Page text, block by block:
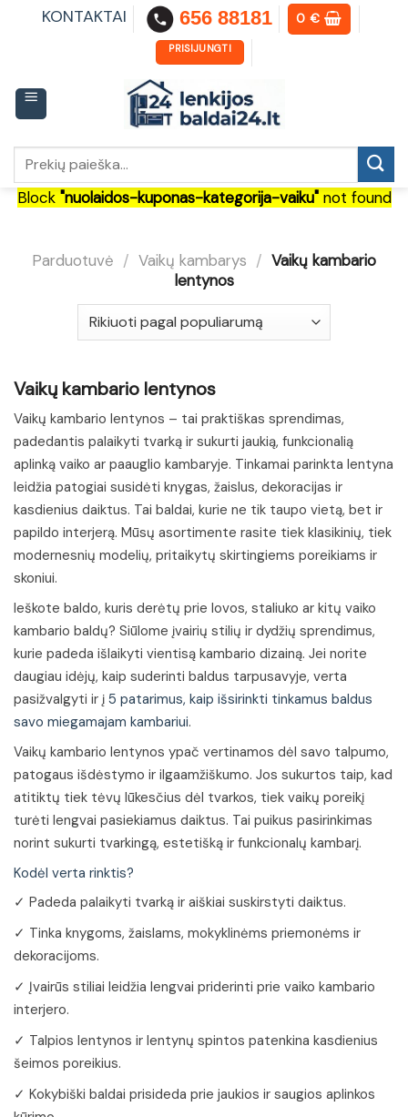
KONTAKTAI 656 88181 0€
PRISIJUNGTI
Block "nuolaidos-kuponas-kategorija-vaiku"not found
Parduotuvė / Vaikų kambarys / Vaikų kambario
lentynos
Vaikų kambario lentynos
Vaikų kambario lentynos – tai praktiškas sprendimas,
padedantis palaikyti tvarką ir sukurti jaukią, funkcionalią
aplinką vaiko ar paauglio kambaryje. Tinkamai parinkta lentyna
leidžia patogiai susidėti knygas, žaislus, dekoracijas ir
kasdienius daiktus. Tai baldai, kurie ne tik taupo vietą, bet ir
papildo interjerą. Mūsų asortimente rasite tiek klasikinių, tiek
modernesnių modelių, pritaikytų skirtingiems poreikiams ir
skoniui.
Ieškote baldo, kuris derėtų prie lovos, staliuko ar kitų vaiko
kambario baldų? Siūlome įvairių stilių ir dydžių sprendimus,
kurie padeda išlaikyti vientisą kambario dizainą. Jei norite
daugiau idėjų, kaip suderinti baldus tarpusavyje, verta
pasižvalgyti ir į 5 patarimus, kaip išsirinkti tinkamus baldus
savo miegamajam kambariui.
Vaikų kambario lentynos ypač vertinamos dėl savo talpumo,
patogaus išdėstymo ir ilgaamžiškumo. Jos sukurtos taip, kad
atitiktų tiek tėvų lūkesčius dėl tvarkos, tiek vaikų poreikį
turėti lengvai pasiekiamus daiktus. Tai puikus pasirinkimas
norint sukurti tvarkingą, estetišką ir funkcionalų kambarį.
Kodėl verta rinktis?
✓ Padeda palaikyti tvarką ir aiškiai suskirstyti daiktus.
✓ Tinka knygoms, žaislams, mokyklinėms priemonėms ir
dekoracijoms.
✓ Įvairūs stiliai leidžia lengvai priderinti prie vaiko kambario
interjero.
✓ Talpios lentynos ir lentynų spintos patenkina kasdienius
šeimos poreikius.
✓ Kokybiški baldai prisideda prie jaukios ir saugios aplinkos